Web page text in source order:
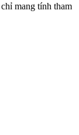
mang tính tham